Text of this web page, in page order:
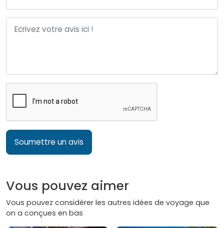
Soumettre un avis
Vous pouvez aimer
Vous pouvez considérer les autres idées de voyage que
on a conçues en bas